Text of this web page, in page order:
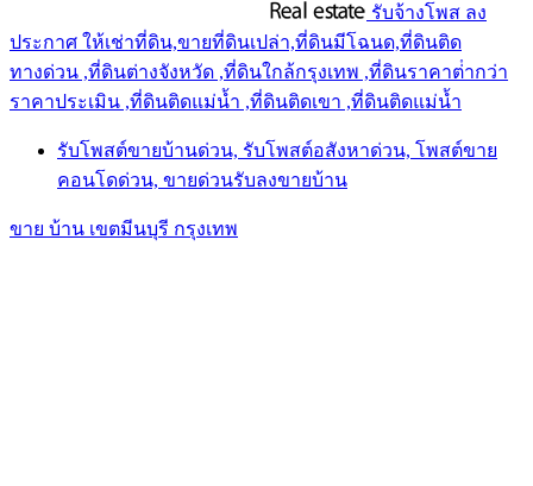
รับจ้างโพส ลง
ประกาศ ให้เช่าที่ดิน,ขายที่ดินเปล่า,ที่ดินมีโฉนด,ที่ดินติด
ทางด่วน ,ที่ดินต่างจังหวัด ,ที่ดินใกล้กรุงเทพ ,ที่ดินราคาต่ํากว่า
ราคาประเมิน ,ที่ดินติดแม่น้ำ ,ที่ดินติดเขา ,ที่ดินติดแม่น้ำ
รับโพสต์ขายบ้านด่วน, รับโพสต์อสังหาด่วน, โพสต์ขาย
คอนโดด่วน, ขายด่วนรับลงขายบ้าน
ขาย บ้าน เขตมีนบุรี กรุงเทพ